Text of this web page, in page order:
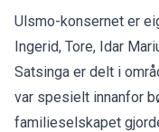
Ulsmo-konsernet er
Ingerid, Tore, Idar
Satsinga er delt i
var spesielt innanfor
familieselskapet